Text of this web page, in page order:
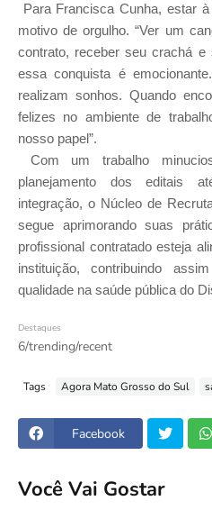
Para Francisca Cunha, estar
motivo de orgulho. “Ver um
contrato, receber seu crachá
essa conquista é
realizam sonhos. Quando
felizes no ambiente de
nosso papel”.
Com um trabalho
planejamento dos editais
integração, o Núcleo de
segue aprimorando suas
profissional contratado esteja
instituição, contribuindo
qualidade na saúde pública do
Destaques
6/trending/recent
Tags Agora Mato Grosso do Sul
Facebook
Você Vai Gostar